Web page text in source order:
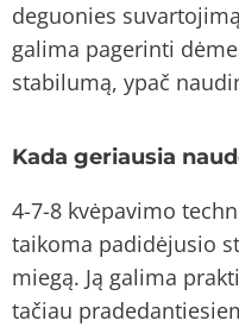
deguonies
galima pagerinti
stabilumą, ypač
Kada geriausia
4-7-8 kvėpavimo
taikoma padidėjusio
miegą. Ją galima
tačiau